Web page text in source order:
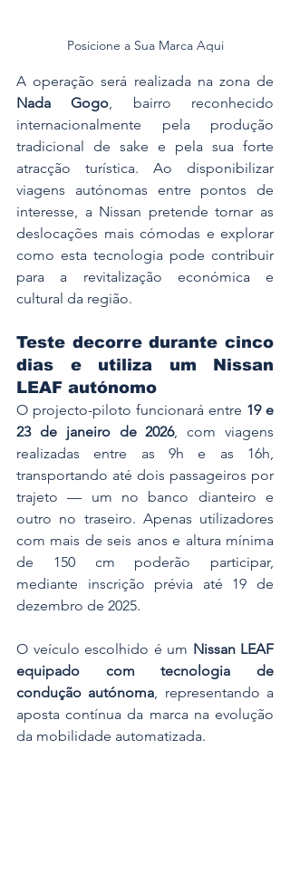
Posicione a Sua Marca Aqui
Nada Gogo, bairro reconhecido
internacionalmente pela produção
tradicional de sake e pela sua forte
atracção turística. Ao disponibilizar
viagens autónomas entre pontos de
interesse, a Nissan pretende tornar as
deslocações mais cómodas e explorar
como esta tecnologia pode contribuir
para a revitalização económica e
cultural da região.
Teste decorre durante cinco
dias e utiliza um Nissan
LEAF autónomo
O projecto-piloto funcionará entre 19 e
23 de janeiro de 2026, com viagens
realizadas entre as 9h e as 16h,
transportando até dois passageiros por
trajeto — um no banco dianteiro e
outro no traseiro. Apenas utilizadores
com mais de seis anos e altura mínima
de 150 cm poderão participar,
mediante inscrição prévia até 19 de
dezembro de 2025.
O veículo escolhido é um Nissan LEAF
equipado com tecnologia de
condução autónoma, representando a
aposta contínua da marca na evolução
da mobilidade automatizada.